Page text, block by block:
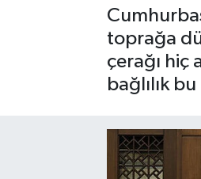
toprağa
çerağı hiç
bağlılık
Gayrimenkul
Haber Arşivi